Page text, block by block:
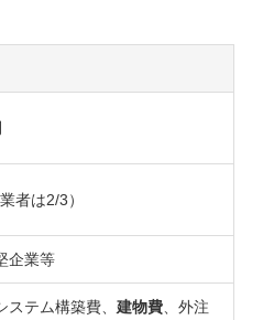
者は2/3）
企業等
テム構築費、 建物費 、外注